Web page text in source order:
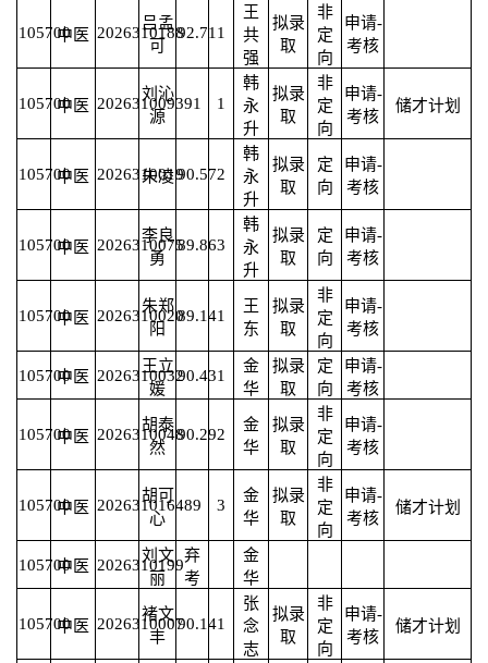
105700中医 2026310188
吕孟
可
92.71 1
王
共
强
拟录
取
非
定
向
申请-
考核
105700中医 2026310093
刘沁
源
91 1
韩
永
升
拟录
取
非
定
向
申请-
考核
储才计划
105700中医 2026310019
朱凌 90.572
韩
永
升
拟录
取
定
向
申请-
考核
105700中医 2026310075
李良
勇
89.863
韩
永
升
拟录
取
定
向
申请-
考核
105700中医 2026310020
朱郑
阳
89.141
王
东
拟录
取
非
定
向
申请-
考核
105700中医 2026310032
王立
媛
90.431
金
华
拟录
取
定
向
申请-
考核
105700中医 2026310048
胡泰
然
90.292
金
华
拟录
取
非
定
向
申请-
考核
105700中医 2026310164
胡可
心
89 3
金
华
拟录
取
非
定
向
申请-
考核
储才计划
105700中医 2026310199
刘文
丽
弃
考
金
华
105700中医 2026310007
褚文
丰
90.141
张
念
志
拟录
取
非
定
向
申请-
考核
储才计划